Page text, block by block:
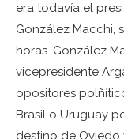
era todavía el
González Macchi,
horas. González
vicepresidente
opositores
Brasil o Uruguay
destino de Oviedo